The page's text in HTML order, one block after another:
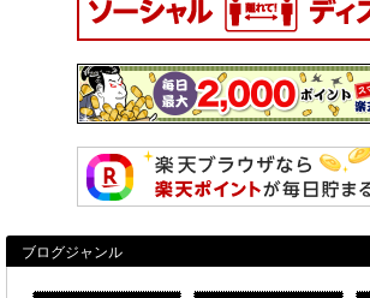
ブログジャンル